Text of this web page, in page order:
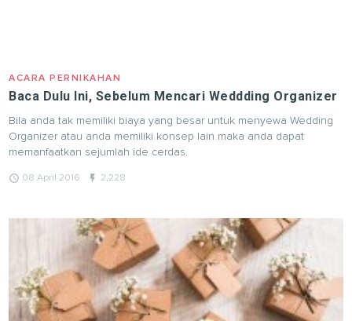
ACARA PERNIKAHAN
Baca Dulu Ini, Sebelum Mencari Weddding Organizer
Bila anda tak memiliki biaya yang besar untuk menyewa Wedding
Organizer atau anda memiliki konsep lain maka anda dapat
memanfaatkan sejumlah ide cerdas.
query_builder 08 April 2016 flash_on 2,228